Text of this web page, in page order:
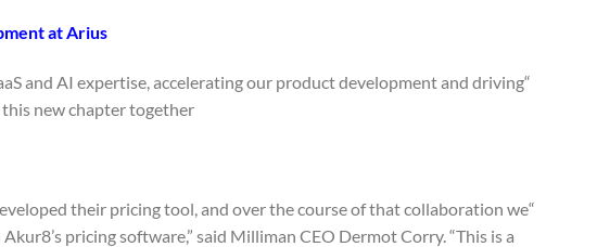
at Arius
and AI expertise, accelerating our product development and driving
new chapter together.”
their pricing tool, and over the course of that collaboration we
pricing software,” said Milliman CEO Dermot Corry. “This is a